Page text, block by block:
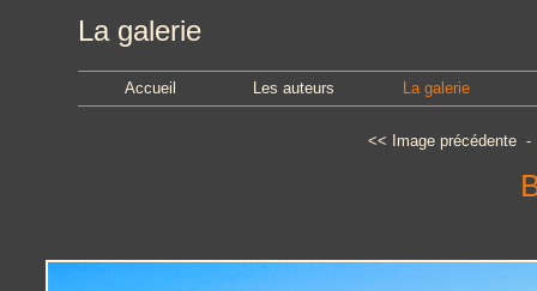
La galerie
Accueil Les auteurs La galerie
<< Image précédente